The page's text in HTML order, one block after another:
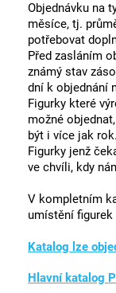
Objednávku na
měsíce, tj.
potřebovat
Před zasláním
známý stav
dní k objednání
Figurky které
možné
být i více jak rok.
Figurky jenž
ve chvíli, kdy
V kompletním
umístění figurek
Katalog lze
Hlavní katalog